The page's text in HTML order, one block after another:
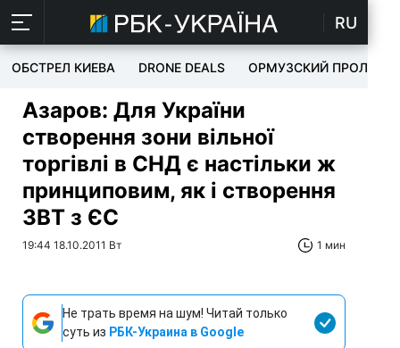
RU
ОБСТРЕЛ КИЕВА DRONE DEALS ОРМУЗСКИЙ ПРОЛИВ
Азаров: Для України
створення зони вільної
торгівлі в СНД є настільки ж
принциповим, як і створення
ЗВТ з ЄС
19:44 18.10.2011 Вт 1 мин
Не трать время на шум! Читай только
суть из РБК-Украина в Google